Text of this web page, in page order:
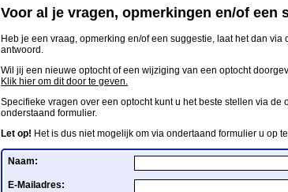
Voor al je vragen, opmerkingen en/of een
Heb je een vraag, opmerking en/of een suggestie, laat het dan
antwoord.
Wil jij een nieuwe optocht of een wijziging van een optocht
Klik hier om dit door te geven.
Specifieke vragen over een optocht kunt u het beste stellen via
onderstaand formulier.
Let op! Het is dus niet mogelijk om via ondertaand formulier u op
Naam:
E-Mailadres: